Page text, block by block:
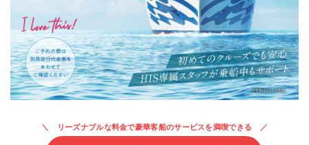
リーズナブルな料金で豪華客船のサービスを満喫できる